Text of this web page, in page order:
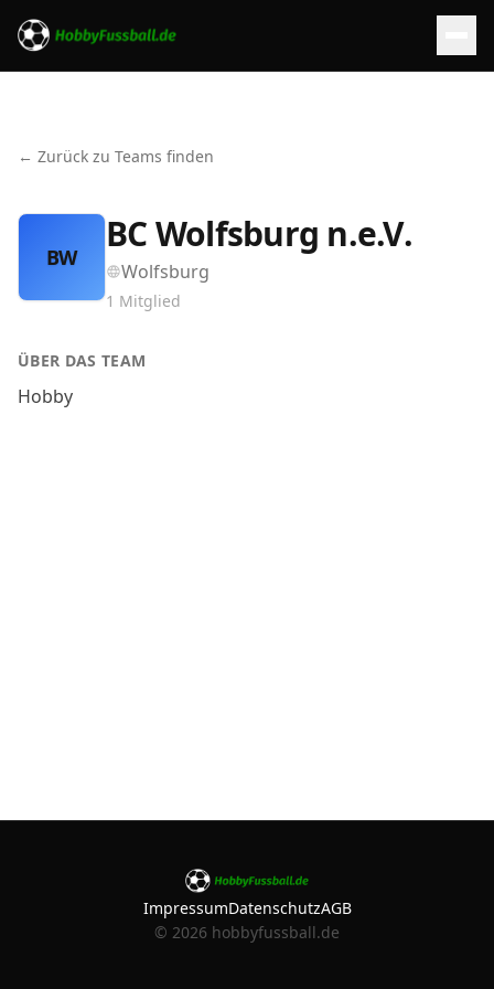
← Zurück zu Teams finden
BW
BC Wolfsburg n.e.V.
Wolfsburg
1 Mitglied
ÜBER DAS TEAM
Hobby
ImpressumDatenschutzAGB
© 2026 hobbyfussball.de